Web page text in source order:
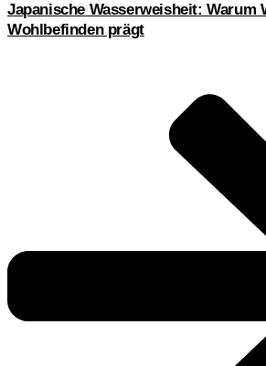
Japanische Wasserweisheit: Warum
Wohlbefinden prägt